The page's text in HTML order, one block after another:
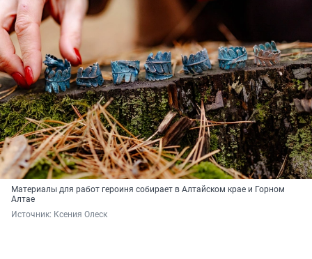
Материалы для работ героиня собирает в Алтайском крае и Горном
Алтае
Источник: Ксения Олеск